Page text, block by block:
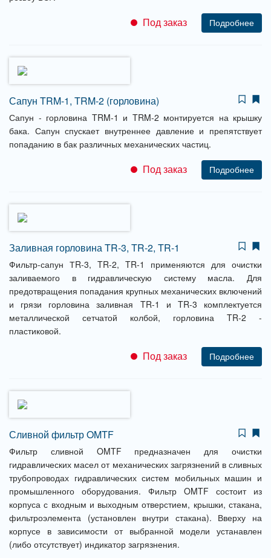
Под заказ Подробнее
Сапун TRM-1, TRM-2 (горловина)
Сапун - горловина TRM-1 и TRM-2 монтируется на крышку
бака. Сапун спускает внутреннее давление и препятствует
попаданию в бак различных механических частиц.
Под заказ Подробнее
Заливная горловина TR-3, TR-2, TR-1
Фильтр-сапун ТR-3, TR-2, TR-1 применяются для очистки
заливаемого в гидравлическую систему масла. Для
предотвращения попадания крупных механических включений
и грязи горловина заливная TR-1 и TR-3 комплектуется
металлической сетчатой колбой, горловина TR-2 -
пластиковой.
Под заказ Подробнее
Сливной фильтр OMTF
Фильтр сливной OMTF предназначен для очистки
гидравлических масел от механических загрязнений в сливных
трубопроводах гидравлических систем мобильных машин и
промышленного оборудования. Фильтр OMTF состоит из
корпуса с входным и выходным отверстием, крышки, стакана,
фильтроэлемента (установлен внутри стакана). Вверху на
корпусе в зависимости от выбранной модели устанавлен
(либо отсутствует) индикатор загрязнения.